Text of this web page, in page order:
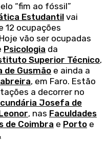
“fim ao fóssil”
Estudantil vai
12 ocupações
vão ser ocupadas
Psicologia da
Superior Técnico,
de Gusmão e ainda a
, em Faro. Estão
a decorrer no
Josefa de
, nas Faculdades
de Coimbra e Porto e